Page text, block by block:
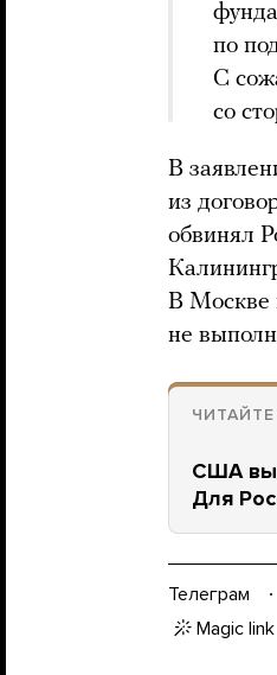
по
С
со
В
из
обвинял
В Москве
не
США
Для
Телеграм
Magic link